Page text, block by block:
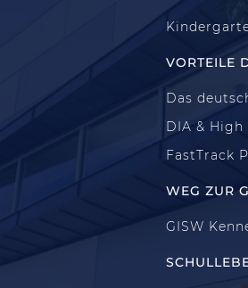
VORTEILE
Das
DIA &
FastTrack
WEG ZUR
GISW